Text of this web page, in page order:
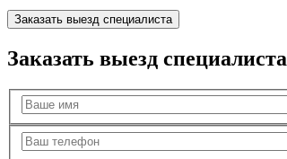
Заказать выезд специалиста
Заказать выезд специалиста